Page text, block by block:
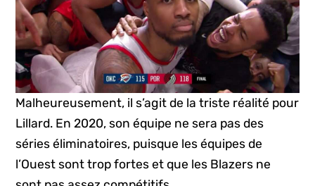
Malheureusement, il s’agit de la triste réalité pour
Lillard. En 2020, son équipe ne sera pas des
séries éliminatoires, puisque les équipes de
l’Ouest sont trop fortes et que les Blazers ne